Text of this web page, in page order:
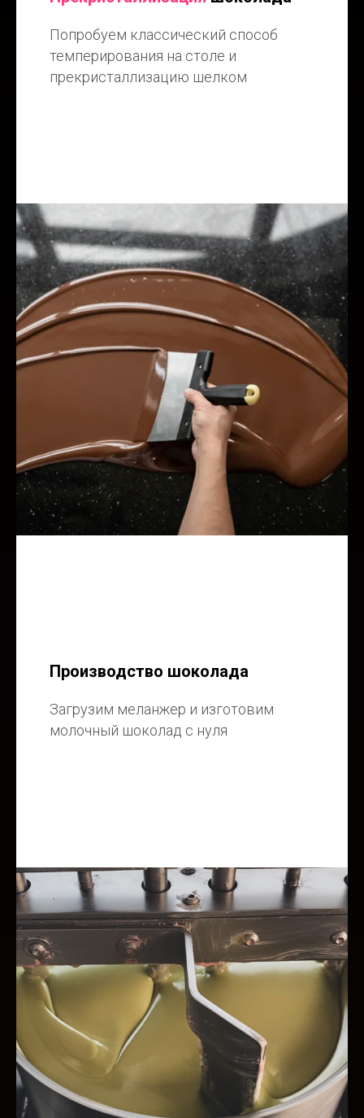
Попробуем классический способ
темперирования на столе и
прекристаллизацию шелком
Производство шоколада
Загрузим меланжер и изготовим
молочный шоколад с нуля